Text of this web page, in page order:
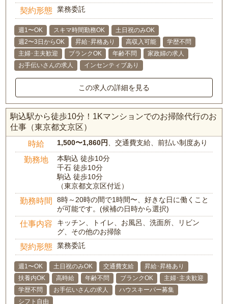
契約形態 業務委託
週1〜OK スキマ時間勤務OK
土日祝のみOK
週2〜3日からOK
昇給･昇格あり 高収入可能
学歴不問
主婦･主夫歓迎
ブランクOK 年齢不問
家政婦の求人
お手伝いさんの求人
インセンティブあり
この求人の詳細を見る
駒込駅から徒歩10分！1Kマンションでのお掃除代行のお
仕事（東京都文京区）
時給 1,500〜1,860円 、交通費支給、前払い制度あり
勤務地
本駒込 徒歩10分
千石 徒歩10分
駒込 徒歩10分
（東京都文京区付近）
勤務時間
8時～20時の間で1時間〜、好きな日に働くこと
が可能です。(候補の日時から選択)
仕事内容
キッチン、トイレ、お風呂、洗面所、リビン
グ、その他のお掃除
契約形態 業務委託
週1〜OK 土日祝のみOK 交通費支給
昇給･昇格あり
扶養内OK
高時給 年齢不問 ブランクOK
主婦･主夫歓迎
学歴不問
お手伝いさんの求人
ハウスキーパー募集
シフト自由